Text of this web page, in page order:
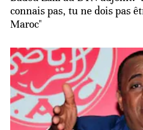
connais pas, tu ne dois pas
Maroc"